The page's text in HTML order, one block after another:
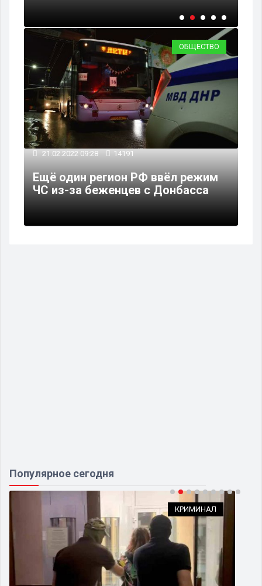
ОБЩЕСТВО
21.02.2022 09:28 14191
Ещё один регион РФ ввёл режим
ЧС из-за беженцев с Донбасса
Популярное сегодня
КРИМИНАЛ